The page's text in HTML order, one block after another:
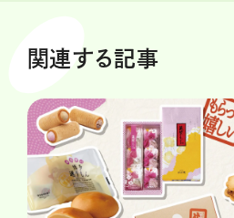
関連する記事